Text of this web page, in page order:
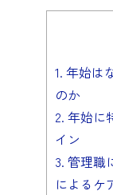
1. 年始は
のか
2. 年始に
イン
3. 管理職
による